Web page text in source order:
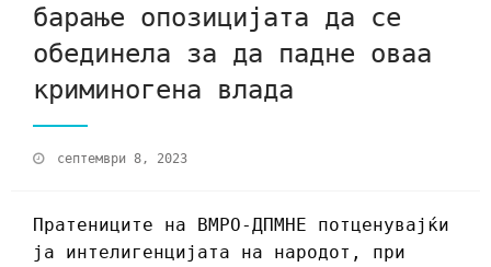
барање опозицијата да се
обединела за да падне оваа
криминогена влада
септември 8, 2023
Пратениците на ВМРО-ДПМНЕ потценувајќи
ја интелигенцијата на народот, при